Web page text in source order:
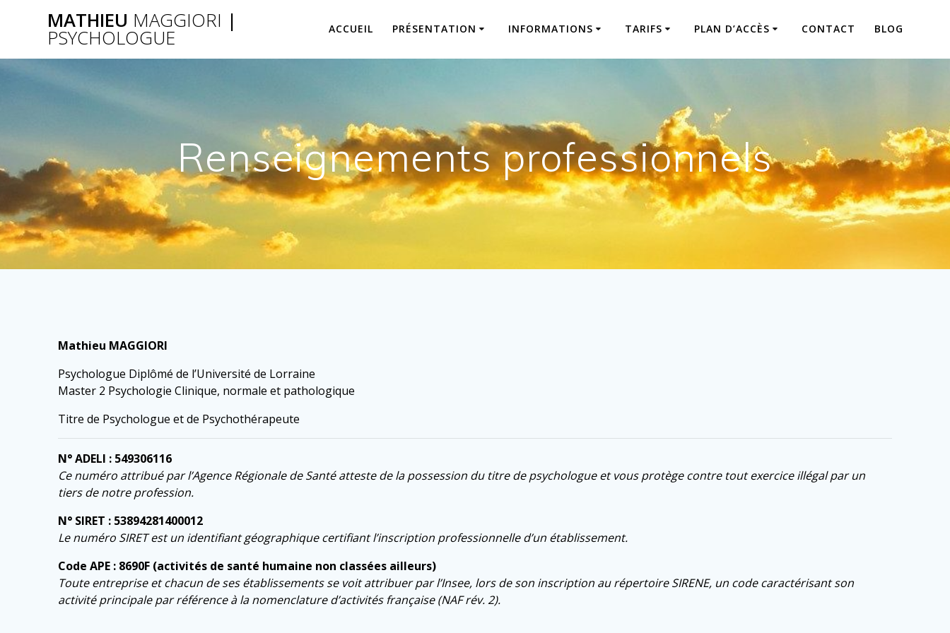
MATHIEU MAGGIORI |
PSYCHOLOGUE ACCUEIL PRÉSENTATION INFORMATIONS TARIFS PLAN D’ACCÈS CONTACT BLOG
Renseignements professionnels
Mathieu MAGGIORI
Psychologue Diplômé de l’Université de Lorraine
Master 2 Psychologie Clinique, normale et pathologique
Titre de Psychologue et de Psychothérapeute
N° ADELI : 549306116
Ce numéro attribué par l’Agence Régionale de Santé atteste de la possession du titre de psychologue et vous protège contre tout exercice illégal par un
tiers de notre profession.
N° SIRET : 53894281400012
Le numéro SIRET est un identifiant géographique certifiant l’inscription professionnelle d’un établissement.
Code APE : 8690F (activités de santé humaine non classées ailleurs)
Toute entreprise et chacun de ses établissements se voit attribuer par l’Insee, lors de son inscription au répertoire SIRENE, un code caractérisant son
activité principale par référence à la nomenclature d’activités française (NAF rév. 2).